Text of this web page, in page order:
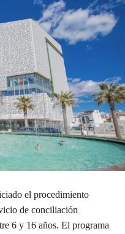
el procedimiento
de conciliación
6 y 16 años. El programa